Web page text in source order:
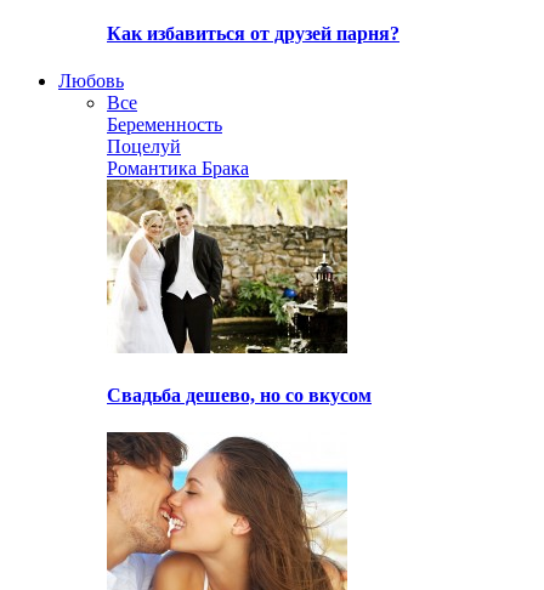
Как избавиться от друзей парня?
Любовь
Все
Беременность
Поцелуй
Романтика Брака
Свадьба дешево, но со вкусом